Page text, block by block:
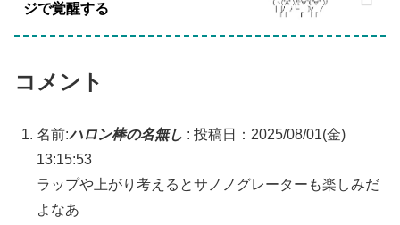
ジで覚醒する
コメント
名前:ハロン棒の名無し : 投稿日：2025/08/01(金)
13:15:53
ラップや上がり考えるとサノノグレーターも楽しみだ
よなあ